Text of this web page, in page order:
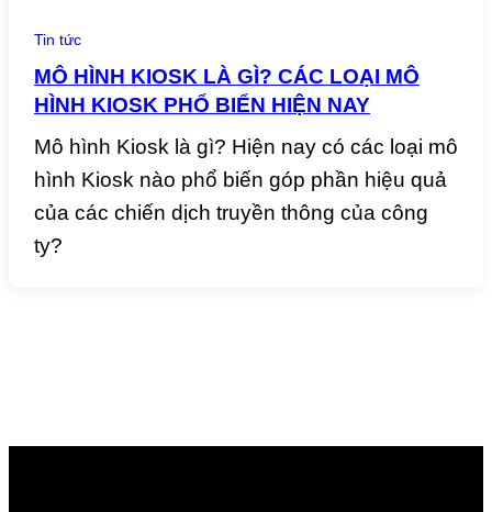
Tin tức
MÔ HÌNH KIOSK LÀ GÌ? CÁC LOẠI MÔ
HÌNH KIOSK PHỔ BIỂN HIỆN NAY
Mô hình Kiosk là gì? Hiện nay có các loại mô
hình Kiosk nào phổ biến góp phần hiệu quả
của các chiến dịch truyền thông của công
ty?